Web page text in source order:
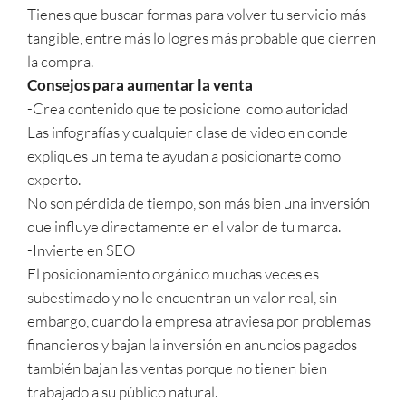
Tienes que buscar formas para volver tu servicio más
tangible, entre más lo logres más probable que cierren
la compra.
Consejos para aumentar la venta
-Crea contenido que te posicione como autoridad
Las infografías y cualquier clase de video en donde
expliques un tema te ayudan a posicionarte como
experto.
No son pérdida de tiempo, son más bien una inversión
que influye directamente en el valor de tu marca.
-Invierte en SEO
El posicionamiento orgánico muchas veces es
subestimado y no le encuentran un valor real, sin
embargo, cuando la empresa atraviesa por problemas
financieros y bajan la inversión en anuncios pagados
también bajan las ventas porque no tienen bien
trabajado a su público natural.